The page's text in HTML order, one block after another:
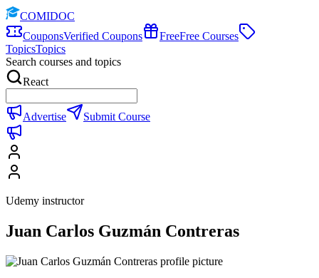
COMIDOC
CouponsVerified Coupons FreeFree Courses
TopicsTopics
Search courses and topics
React
Advertise Submit Course
Udemy instructor
Juan Carlos Guzmán Contreras